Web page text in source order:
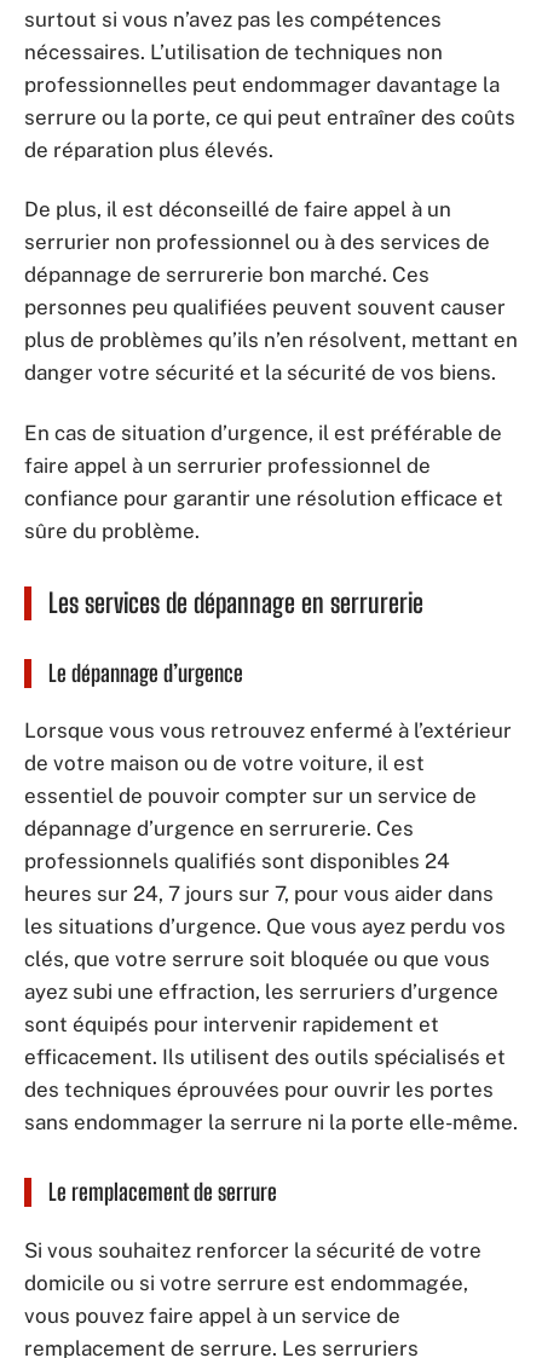
surtout si vous n’avez pas les compétences
nécessaires. L’utilisation de techniques non
professionnelles peut endommager davantage la
serrure ou la porte, ce qui peut entraîner des coûts
de réparation plus élevés.
De plus, il est déconseillé de faire appel à un
serrurier non professionnel ou à des services de
dépannage de serrurerie bon marché. Ces
personnes peu qualifiées peuvent souvent causer
plus de problèmes qu’ils n’en résolvent, mettant en
danger votre sécurité et la sécurité de vos biens.
En cas de situation d’urgence, il est préférable de
faire appel à un serrurier professionnel de
confiance pour garantir une résolution efficace et
sûre du problème.
Les services de dépannage en serrurerie
Le dépannage d’urgence
Lorsque vous vous retrouvez enfermé à l’extérieur
de votre maison ou de votre voiture, il est
essentiel de pouvoir compter sur un service de
dépannage d’urgence en serrurerie. Ces
professionnels qualifiés sont disponibles 24
heures sur 24, 7 jours sur 7, pour vous aider dans
les situations d’urgence. Que vous ayez perdu vos
clés, que votre serrure soit bloquée ou que vous
ayez subi une effraction, les serruriers d’urgence
sont équipés pour intervenir rapidement et
efficacement. Ils utilisent des outils spécialisés et
des techniques éprouvées pour ouvrir les portes
sans endommager la serrure ni la porte elle-même.
Le remplacement de serrure
Si vous souhaitez renforcer la sécurité de votre
domicile ou si votre serrure est endommagée,
vous pouvez faire appel à un service de
remplacement de serrure. Les serruriers